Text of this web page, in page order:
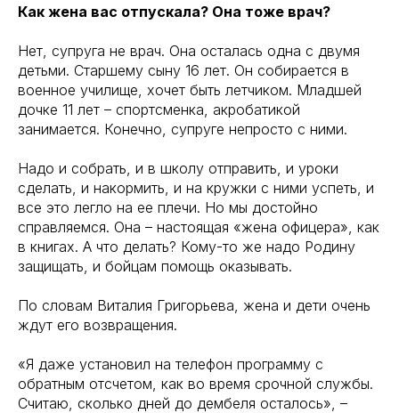
Как жена вас отпускала? Она тоже врач?
Нет, супруга не врач. Она осталась одна с двумя
детьми. Старшему сыну 16 лет. Он собирается в
военное училище, хочет быть летчиком. Младшей
дочке 11 лет – спортсменка, акробатикой
занимается. Конечно, супруге непросто с ними.
Надо и собрать, и в школу отправить, и уроки
сделать, и накормить, и на кружки с ними успеть, и
все это легло на ее плечи. Но мы достойно
справляемся. Она – настоящая «жена офицера», как
в книгах. А что делать? Кому-то же надо Родину
защищать, и бойцам помощь оказывать.
По словам Виталия Григорьева, жена и дети очень
ждут его возвращения.
«Я даже установил на телефон программу с
обратным отсчетом, как во время срочной службы.
Считаю, сколько дней до дембеля осталось», –